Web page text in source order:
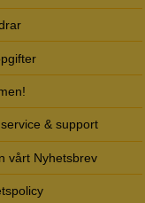
& support
vårt Nyhetsbrev